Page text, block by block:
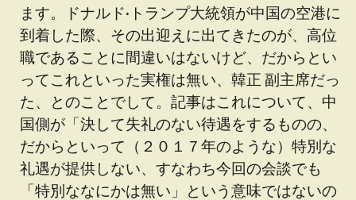
ます。ドナルド·トランプ大統領が中国の空港に
到着した際、その出迎えに出てきたのが、高位
職であることに間違いはないけど、だからとい
ってこれといった実権は無い、韓正 副主席だっ
た、とのことでして。記事はこれについて、中
国側が「決して失礼のない待遇をするものの、
だからといって（２０１７年のような）特別な
礼遇が提供しない、すなわち今回の会談でも
「特別ななにかは無い」という意味ではないの